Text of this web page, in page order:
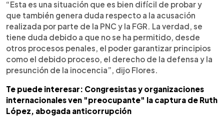
“Esta es una situación que es bien difícil de probar y
que también genera duda respecto a la acusación
realizada por parte de la PNC y la FGR. La verdad, se
tiene duda debido a que no se ha permitido, desde
otros procesos penales, el poder garantizar principios
como el debido proceso, el derecho de la defensa y la
presunción de la inocencia”, dijo Flores.
Te puede interesar: Congresistas y organizaciones
internacionales ven "preocupante" la captura de Ruth
López, abogada anticorrupción